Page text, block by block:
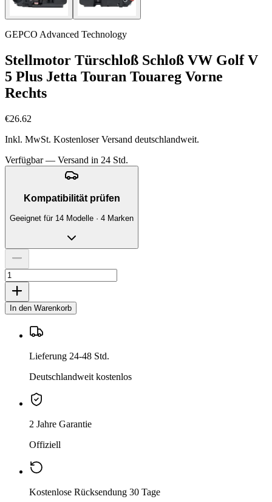
GEPCO Advanced Technology
Stellmotor Türschloß Schloß VW Golf V
5 Plus Jetta Touran Touareg Vorne
Rechts
€26.62
Inkl. MwSt. Kostenloser Versand deutschlandweit.
Verfügbar — Versand in 24 Std.
Kompatibilität prüfen
Geeignet für 14 Modelle · 4 Marken
In den Warenkorb
Lieferung 24-48 Std.
Deutschlandweit kostenlos
2 Jahre Garantie
Offiziell
Kostenlose Rücksendung 30 Tage